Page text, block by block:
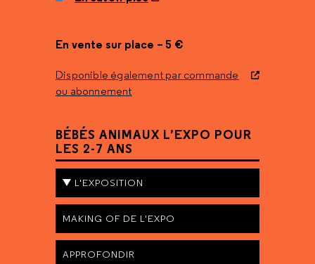
En vente sur place – 5 €
Disponible également par commande
ou abonnement
BÉBÉS ANIMAUX L’EXPO POUR
LES 2-7 ANS
L'EXPOSITION
MAKING OF DE L'EXPO
APPROFONDIR